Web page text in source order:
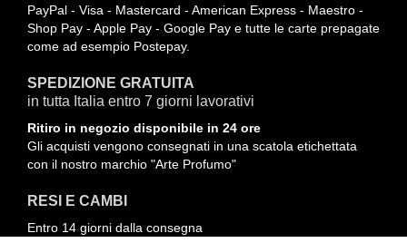
PayPal - Visa - Mastercard - American Express - Maestro -
Shop Pay - Apple Pay - Google Pay e tutte le carte prepagate
come ad esempio Postepay.
SPEDIZIONE GRATUITA
in tutta Italia entro 7 giorni lavorativi
Ritiro in negozio disponibile in 24 ore
Gli acquisti vengono consegnati in una scatola etichettata
con il nostro marchio "Arte Profumo"
RESI E CAMBI
Entro 14 giorni dalla consegna